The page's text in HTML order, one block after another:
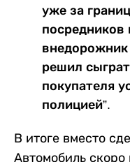
уже за
посредников
решил
покупателя
полицией”.
В итоге вместо
Автомобиль скоро